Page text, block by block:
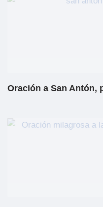
Oración a San Antón,